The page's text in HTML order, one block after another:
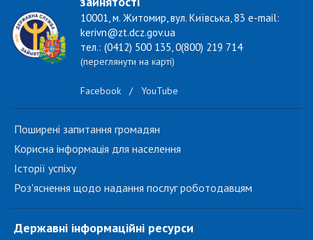
10001, м. Житомир, вул. Київська, 83 e-mail:
kerivn@zt.dcz.gov.ua
тел.: (0412) 500 135, 0(800) 219 714
(переглянути на карті)
Facebook / YouTube
Поширені запитання громадян
Корисна інформація для населення
Історії успіху
Роз'яснення щодо надання послуг роботодавцям
Державні інформаційні ресурси